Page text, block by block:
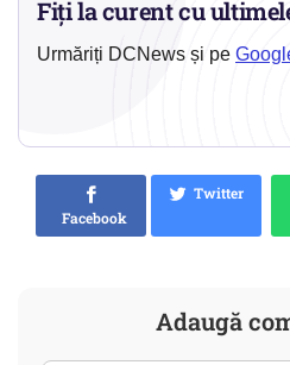
Fiți la curent cu
Urmăriți DCNews și pe
Facebook
Twitter
Adaugă